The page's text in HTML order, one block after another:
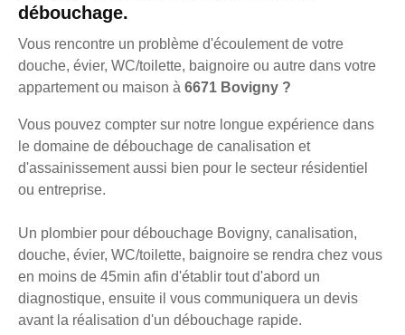
débouchage.
Vous rencontre un problème d'écoulement de votre
douche, évier, WC/toilette, baignoire ou autre dans votre
appartement ou maison à 6671 Bovigny ?
Vous pouvez compter sur notre longue expérience dans
le domaine de débouchage de canalisation et
d'assainissement aussi bien pour le secteur résidentiel
ou entreprise.
Un plombier pour débouchage Bovigny, canalisation,
douche, évier, WC/toilette, baignoire se rendra chez vous
en moins de 45min afin d'établir tout d'abord un
diagnostique, ensuite il vous communiquera un devis
avant la réalisation d'un débouchage rapide.